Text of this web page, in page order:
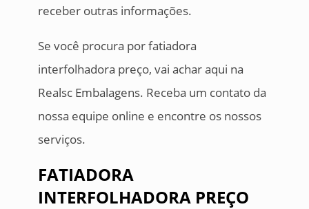
receber outras informações.
Se você procura por fatiadora
interfolhadora preço, vai achar aqui na
Realsc Embalagens. Receba um contato da
nossa equipe online e encontre os nossos
serviços.
FATIADORA
INTERFOLHADORA PREÇO